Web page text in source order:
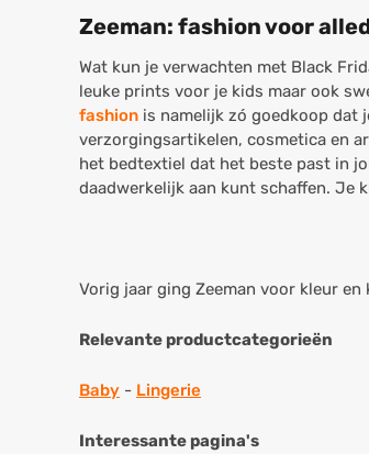
Zeeman: fashion voor
Wat kun je verwachten met Black
leuke prints voor je kids maar ook
fashion is namelijk zó goedkoop dat
verzorgingsartikelen, cosmetica en
het bedtextiel dat het beste past in
daadwerkelijk aan kunt schaffen. Je
Vorig jaar ging Zeeman voor kleur
Relevante productcategorieën
Baby - Lingerie
Interessante pagina's